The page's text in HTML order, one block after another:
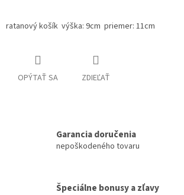
ratanový košík výška: 9cm priemer: 11cm
OPÝTAŤ SA ZDIEĽAŤ
Garancia doručenia
nepoškodeného tovaru
Špeciálne bonusy a zľavy